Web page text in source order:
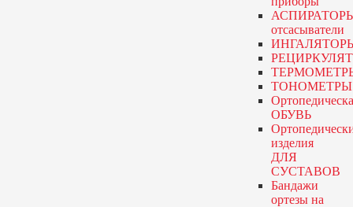
отсасыватели
ТОНОМЕТРЫ
ОБУВЬ
изделия
ДЛЯ
СУСТАВОВ
Бандажи
ортезы на